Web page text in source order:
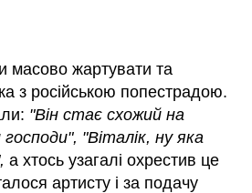
масово жартувати та
з російською попестрадою.
"Він стає схожий на
"Віталік, ну яка
а хтось узагалі охрестив це
артисту і за подачу